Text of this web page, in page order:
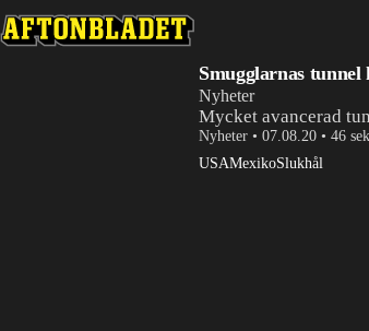
Smugglarnas
Nyheter
Mycket avancerad
Nyheter • 07.08.20 • 46 sek
USAMexikoSlukhål